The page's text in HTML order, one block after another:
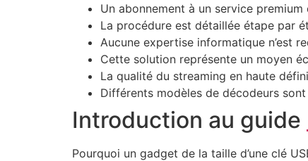
Un abonnement à un service
La procédure est détaillée étape par
Aucune expertise informatique n’est
Cette solution représente un moyen
La qualité du streaming en haute
Différents modèles de décodeurs
Introduction au guide
Pourquoi un gadget de la taille d’une clé